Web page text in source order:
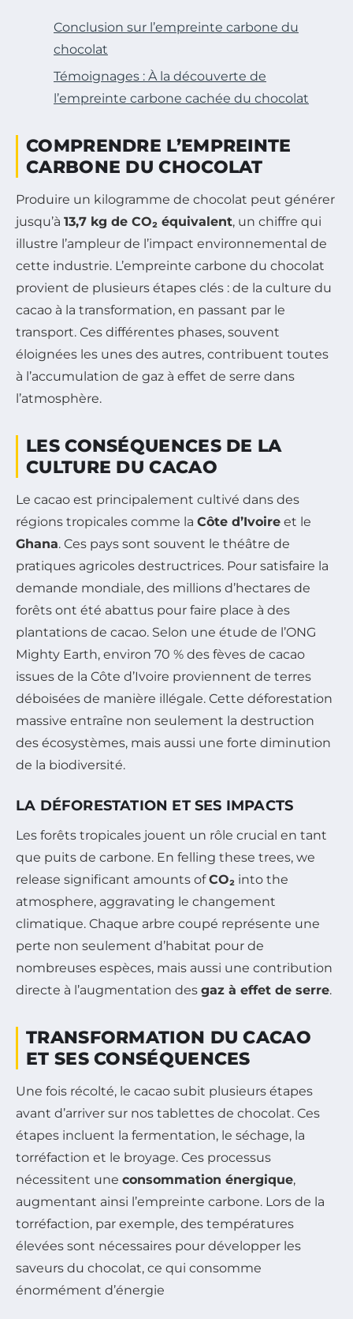
Conclusion sur l’empreinte carbone du
chocolat
Témoignages : À la découverte de
l’empreinte carbone cachée du chocolat
COMPRENDRE L’EMPREINTE
CARBONE DU CHOCOLAT
Produire un kilogramme de chocolat peut générer
jusqu’à 13,7 kg de CO₂ équivalent, un chiffre qui
illustre l’ampleur de l’impact environnemental de
cette industrie. L’empreinte carbone du chocolat
provient de plusieurs étapes clés : de la culture du
cacao à la transformation, en passant par le
transport. Ces différentes phases, souvent
éloignées les unes des autres, contribuent toutes
à l’accumulation de gaz à effet de serre dans
l’atmosphère.
LES CONSÉQUENCES DE LA
CULTURE DU CACAO
Le cacao est principalement cultivé dans des
régions tropicales comme la Côte d’Ivoire et le
Ghana. Ces pays sont souvent le théâtre de
pratiques agricoles destructrices. Pour satisfaire la
demande mondiale, des millions d’hectares de
forêts ont été abattus pour faire place à des
plantations de cacao. Selon une étude de l’ONG
Mighty Earth, environ 70 % des fèves de cacao
issues de la Côte d’Ivoire proviennent de terres
déboisées de manière illégale. Cette déforestation
massive entraîne non seulement la destruction
des écosystèmes, mais aussi une forte diminution
de la biodiversité.
LA DÉFORESTATION ET SES IMPACTS
Les forêts tropicales jouent un rôle crucial en tant
que puits de carbone. En felling these trees, we
release significant amounts ofCO₂ into the
atmosphere, aggravating le changement
climatique. Chaque arbre coupé représente une
perte non seulement d’habitat pour de
nombreuses espèces, mais aussi une contribution
directe à l’augmentation des gaz à effet de serre.
TRANSFORMATION DU CACAO
ET SES CONSÉQUENCES
Une fois récolté, le cacao subit plusieurs étapes
avant d’arriver sur nos tablettes de chocolat. Ces
étapes incluent la fermentation, le séchage, la
torréfaction et le broyage. Ces processus
nécessitent une consommation énergique,
augmentant ainsi l’empreinte carbone. Lors de la
torréfaction, par exemple, des températures
élevées sont nécessaires pour développer les
saveurs du chocolat, ce qui consomme
énormément d’énergie